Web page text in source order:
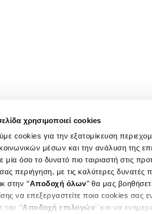
χρησιμοποιεί cookies
cookies για την εξατομίκευση
μέσων και την ανάλυση της
όσο το δυνατό πιο ταιριαστή στις
περιήγηση, με τις καλύτερες δυνατές
στην ‘’Αποδοχή όλων’’ θα μας
να επεξεργαστείτε ποια cookies σας
‘’Αποδοχή επιλογών΄΄και να